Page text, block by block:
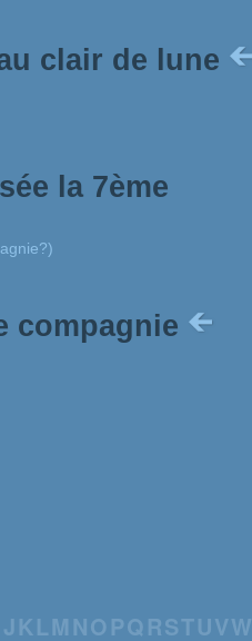
clair de lune
la 7ème
compagnie
J KLM NO PQRSTUVW